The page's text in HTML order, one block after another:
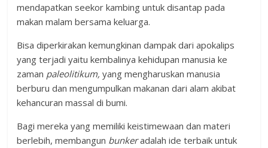
mendapatkan seekor kambing untuk disantap pada
makan malam bersama keluarga.
Bisa diperkirakan kemungkinan dampak dari apokalips
yang terjadi yaitu kembalinya kehidupan manusia ke
zaman paleolitikum, yang mengharuskan manusia
berburu dan mengumpulkan makanan dari alam akibat
kehancuran massal di bumi.
Bagi mereka yang memiliki keistimewaan dan materi
berlebih, membangun bunkeradalah ide terbaik untuk